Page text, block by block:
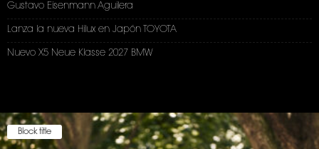
Gustavo Eisenmann Aguilera
Lanza la nueva Hilux en Japón TOYOTA
Nuevo X5 Neue Klasse 2027 BMW
Block title